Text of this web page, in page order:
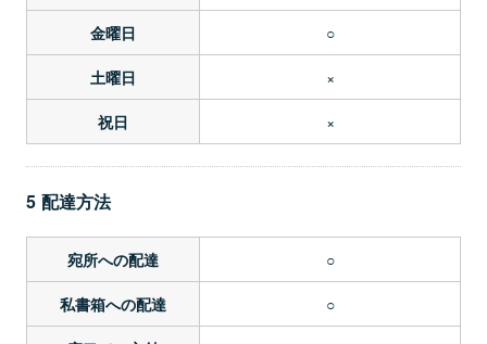
金曜日 ○
土曜日 ×
祝日 ×
5 配達方法
宛所への配達 ○
私書箱への配達 ○